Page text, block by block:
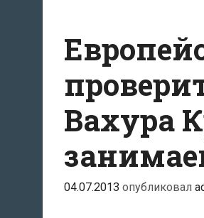
Вахура
04.07.2013 опубликовал